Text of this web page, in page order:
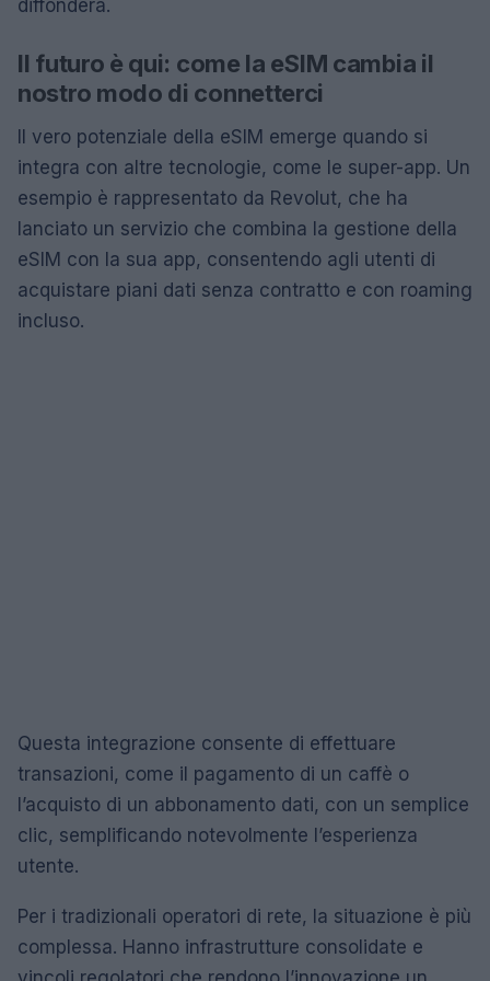
diffonderà.
Il futuro è qui: come la eSIM cambia il
nostro modo di connetterci
Il vero potenziale della eSIM emerge quando si
integra con altre tecnologie, come le super-app. Un
esempio è rappresentato da Revolut, che ha
lanciato un servizio che combina la gestione della
eSIM con la sua app, consentendo agli utenti di
acquistare piani dati senza contratto e con roaming
incluso.
Questa integrazione consente di effettuare
transazioni, come il pagamento di un caffè o
l’acquisto di un abbonamento dati, con un semplice
clic, semplificando notevolmente l’esperienza
utente.
Per i tradizionali operatori di rete, la situazione è più
complessa. Hanno infrastrutture consolidate e